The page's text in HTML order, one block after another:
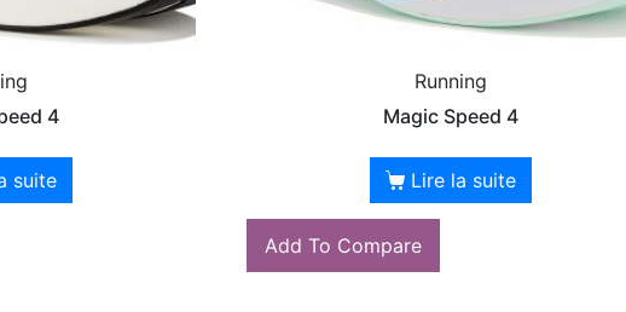
4
suite
Running
Magic Speed 4
Lire la suite
Add To Compare